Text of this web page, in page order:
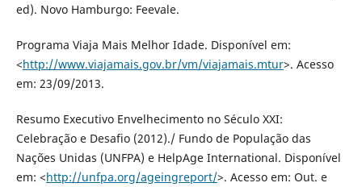
ed). Novo Hamburgo: Feevale.
Programa Viaja Mais Melhor Idade. Disponível em:
<http://www.viajamais.gov.br/vm/viajamais.mtur>. Acesso
em: 23/09/2013.
Resumo Executivo Envelhecimento no Século XXI:
Celebração e Desafio (2012)./ Fundo de População das
Nações Unidas (UNFPA) e HelpAge International. Disponível
em: <http://unfpa.org/ageingreport/>. Acesso em: Out. e